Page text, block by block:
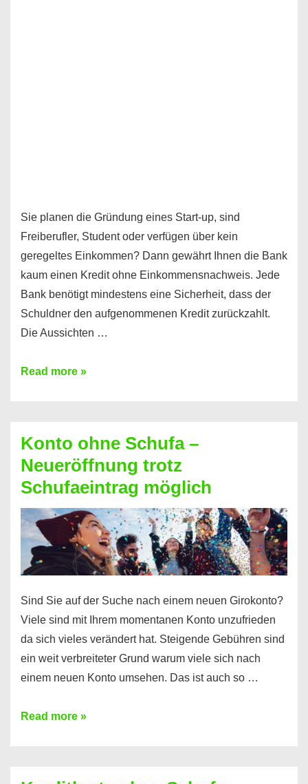
Sie planen die Gründung eines Start-up, sind
Freiberufler, Student oder verfügen über kein
geregeltes Einkommen? Dann gewährt Ihnen die Bank
kaum einen Kredit ohne Einkommensnachweis. Jede
Bank benötigt mindestens eine Sicherheit, dass der
Schuldner den aufgenommenen Kredit zurückzahlt.
Die Aussichten …
Mit
Sie
einen
Kredit
ohne
Einkommensnachweis
Read more »
Konto ohne Schufa –
Neueröffnung trotz
Schufaeintrag möglich
Sind Sie auf der Suche nach einem neuen Girokonto?
Viele sind mit Ihrem momentanen Konto unzufrieden
da sich vieles verändert hat. Steigende Gebühren sind
ein weit verbreiteter Grund warum viele sich nach
einem neuen Konto umsehen. Das ist auch so …
Konto
Read more »